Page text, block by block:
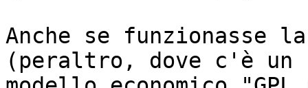
Anche se funzionasse
(peraltro, dove c'è un